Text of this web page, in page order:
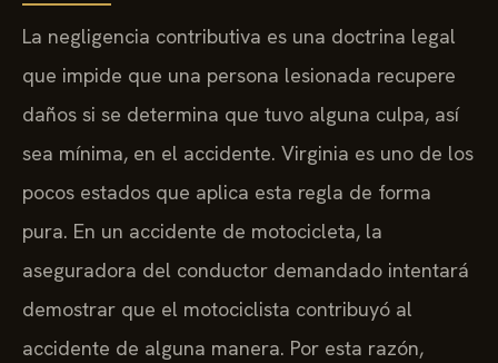
La negligencia contributiva es una doctrina legal
que impide que una persona lesionada recupere
daños si se determina que tuvo alguna culpa, así
sea mínima, en el accidente. Virginia es uno de los
pocos estados que aplica esta regla de forma
pura. En un accidente de motocicleta, la
aseguradora del conductor demandado intentará
demostrar que el motociclista contribuyó al
accidente de alguna manera. Por esta razón,